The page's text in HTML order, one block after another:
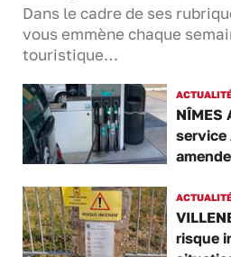
Dans le cadre de ses
vous emmène chaque
touristique…
NÎMES
service
risque